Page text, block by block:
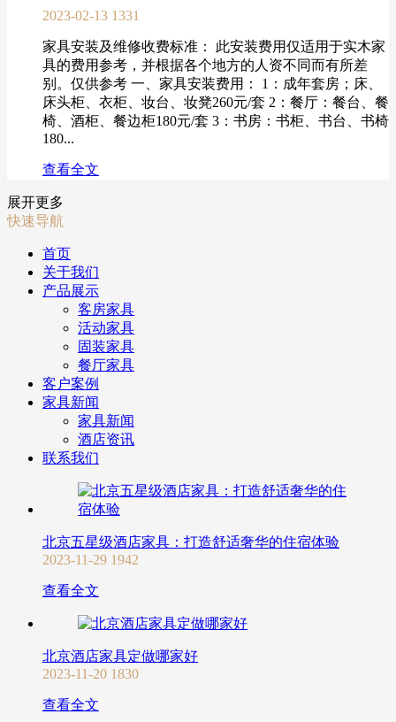
2023-02-13 1331
家具安装及维修收费标准： 此安装费用仅适用于实木家
具的费用参考，并根据各个地方的人资不同而有所差
别。仅供参考 一、家具安装费用： 1：成年套房；床、
床头柜、衣柜、妆台、妆凳260元/套 2：餐厅：餐台、餐
椅、酒柜、餐边柜180元/套 3：书房：书柜、书台、书椅
180...
查看全文
展开更多
快速导航
首页
关于我们
产品展示
客房家具
活动家具
固装家具
餐厅家具
客户案例
家具新闻
家具新闻
酒店资讯
联系我们
北京五星级酒店家具：打造舒适奢华的住宿体验
2023-11-29 1942
查看全文
北京酒店家具定做哪家好
2023-11-20 1830
查看全文